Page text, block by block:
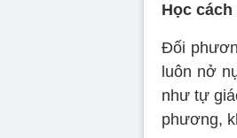
Học
Đối
luôn nở
như tự
phương,